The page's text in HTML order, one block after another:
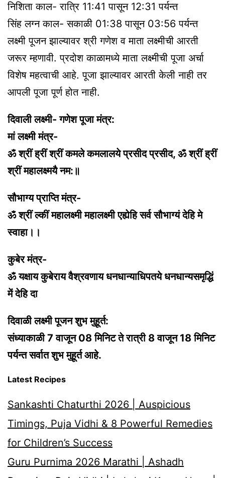
निशिता काल- रात्रि 11:41 पासून 12:31 पर्यन्त
सिंह लग्न काल- सकाळी 01:38 पासून 03:56 पर्यन्त
लक्ष्मी पूजन झाल्यावर श्री गणेश व माता लक्ष्मीची आरती
जरूर म्हणावी. प्रदोश काळामध्ये माता लक्ष्मीची पूजा अर्चा
विशेष महत्वाची आहे. पूजा झाल्यावर आरती केली नाही तर
आपली पूजा पूर्ण होत नाही.
दिवाली लक्ष्मी- गणेश पूजा मंत्र:
मां लक्ष्मी मंत्र-
ॐ श्रीं ह्रीं श्रीं कमले कमलालये प्रसीद प्रसीद, ॐ श्रीं ह्रीं
श्रीं महालक्ष्मयै नम:॥
सौभाग्य प्राप्ति मंत्र-
ॐ श्रीं ल्कीं महालक्ष्मी महालक्ष्मी एह्येहि सर्व सौभाग्यं देहि मे
स्वाहा।।
कुबेर मंत्र-
ॐ यक्षाय कुबेराय वैश्रवणाय धनधान्याधिपतये धनधान्यसमृद्धिं
में देहि दा
दिवाळी लक्ष्मी पूजन शुभ मुहूर्त:
संध्याकाळी 7 वाजून 08 मिनिट ते रात्री 8 वाजून 18 मिनिट
पर्यन्त सर्वात शुभ मुहूर्त आहे.
Latest Recipes
Sankashti Chaturthi 2026 | Auspicious
Timings, Puja Vidhi & 8 Powerful Remedies
for Children’s Success
Guru Purnima 2026 Marathi | Ashadh